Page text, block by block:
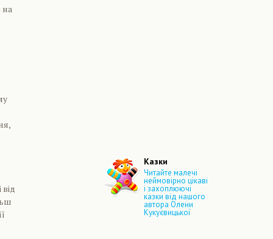
на
Казки
Читайте малечі
неймовірно цікаві
і захоплюючі
казки від нашого
автора Олени
Кукуєвицької